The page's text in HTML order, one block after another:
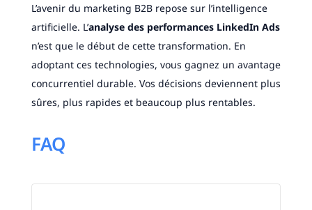
L’avenir du marketing B2B repose sur l’intelligence
artificielle. L’analyse des performances LinkedIn Ads
n’est que le début de cette transformation. En
adoptant ces technologies, vous gagnez un avantage
concurrentiel durable. Vos décisions deviennent plus
sûres, plus rapides et beaucoup plus rentables.
FAQ